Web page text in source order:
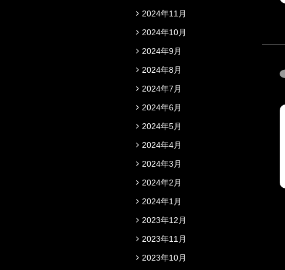
2024年11月
2024年10月
2024年9月
2024年8月
2024年7月
2024年6月
2024年5月
2024年4月
2024年3月
2024年2月
2024年1月
2023年12月
2023年11月
2023年10月